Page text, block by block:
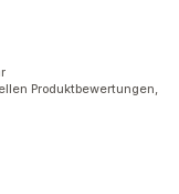
Produktbewertungen,